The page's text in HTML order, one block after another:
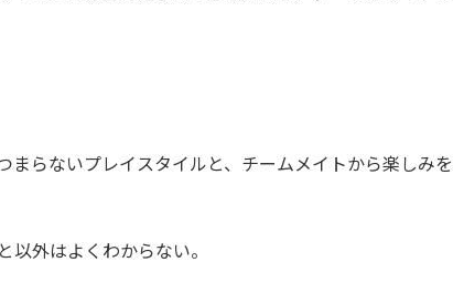
らないプレイスタイルと、チームメイトから楽しみを
外はよくわからない。